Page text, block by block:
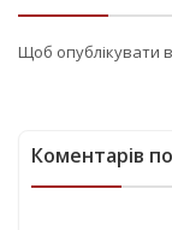
Щоб опублікувати
Коментарів